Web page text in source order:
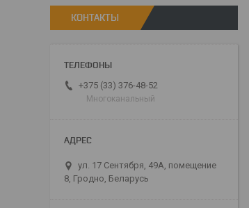
КОНТАКТЫ
+375 (33) 376-48-52
Многоканальный
ул. 17 Сентября, 49А, помещение
8, Гродно, Беларусь